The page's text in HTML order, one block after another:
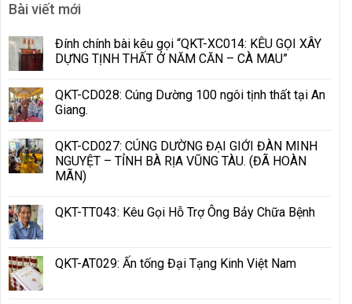
Bài viết mới
Đính chính bài kêu gọi “QKT-XC014: KÊU GỌI XÂY
DỰNG TỊNH THẤT Ở NĂM CĂN – CÀ MAU”
QKT-CD028: Cúng Dường 100 ngôi tịnh thất tại An
Giang.
QKT-CD027: CÚNG DƯỜNG ĐẠI GIỚI ĐÀN MINH
NGUYỆT – TỈNH BÀ RỊA VŨNG TÀU. (ĐÃ HOÀN
MÃN)
QKT-TT043: Kêu Gọi Hỗ Trợ Ông Bảy Chữa Bệnh
QKT-AT029: Ấn tống Đại Tạng Kinh Việt Nam